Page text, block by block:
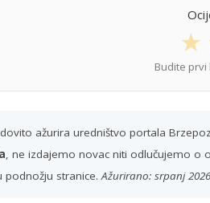
★
Budite prvi
ažurira uredništvo portala
, ne izdajemo novac niti odlučujemo o
podnožju stranice.Ažurirano: srpanj